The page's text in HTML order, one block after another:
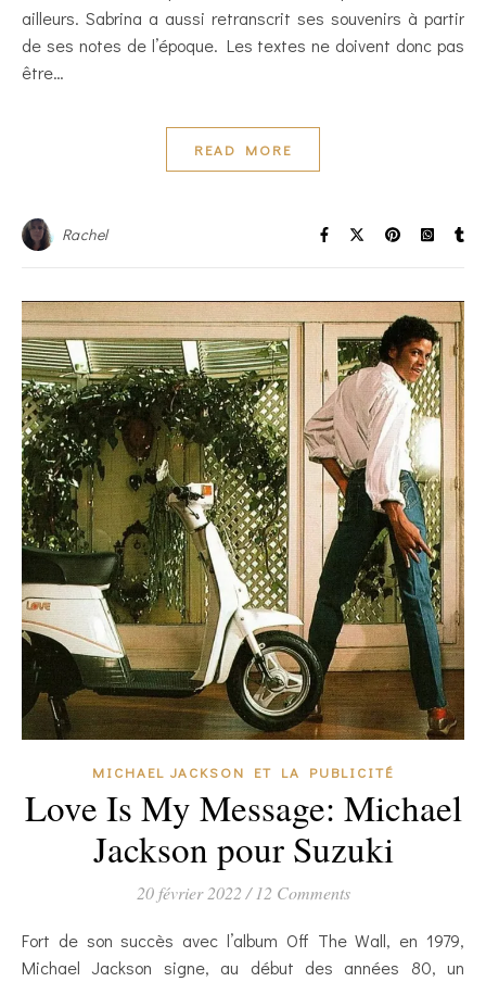
ailleurs. Sabrina a aussi retranscrit ses souvenirs à partir
de ses notes de l’époque. Les textes ne doivent donc pas
être…
READ MORE
Rachel
MICHAEL JACKSON ET LA PUBLICITÉ
Love Is My Message: Michael
Jackson pour Suzuki
20 février 2022 / 12 Comments
Fort de son succès avec l’album Off The Wall, en 1979,
Michael Jackson signe, au début des années 80, un